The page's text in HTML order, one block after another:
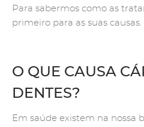
Para sabermos como as
primeiro para as suas causas.
O QUE CAUSA
DENTES?
Em saúde existem na nossa